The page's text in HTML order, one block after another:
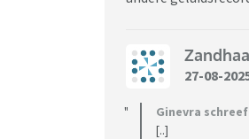
27-08-
Ginevra schreef
[..]